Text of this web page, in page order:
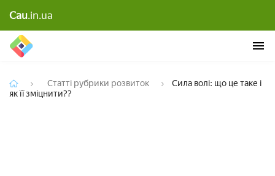
Cau.in.ua
Статті рубрики розвиток
Сила волі: що це таке і
як її зміцнити??